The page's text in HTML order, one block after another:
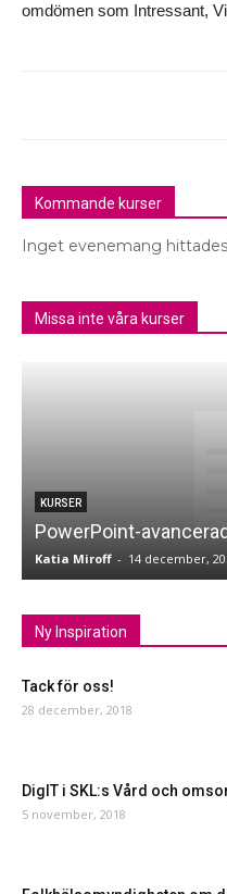
omdömen som Intressant,
Kommande kurser
Inget evenemang
Missa inte våra kurser
KURSER
PowerPoint-avancerad
Katia Miroff - 14 december,
Ny Inspiration
Tack för oss!
28 december, 2018
DigIT i SKL:s Vård och
5 november, 2018